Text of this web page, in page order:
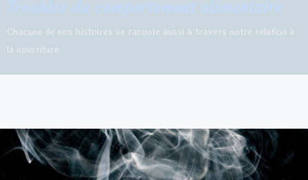
Chacune de nos histoires se raconte aussi à travers notre relation à
la nourriture.